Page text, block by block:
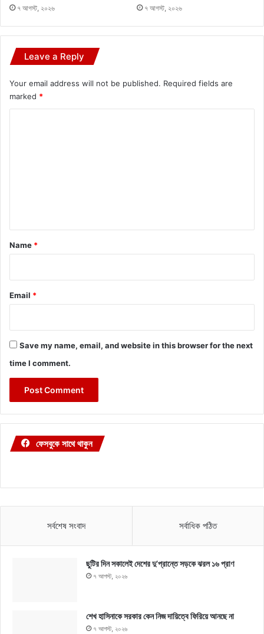
৭ আগস্ট, ২০২৬ ৭ আগস্ট, ২০২৬
Leave a Reply
Your email address will not be published. Required fields are
marked *
*
Name *
Email *
Save my name, email, and website in this browser for the next
time I comment.
ফেসবুকে সাথে থাকুন
সর্বশেষ সংবাদ সর্বাধিক পঠিত
ছুটির দিন সকালেই দেশের দু’প্রান্তে সড়কে ঝরল ১৬ প্রাণ
৭ আগস্ট, ২০২৬
শেখ হাসিনাকে সরকার কেন নিজ দায়িত্বে ফিরিয়ে আনছে না
৭ আগস্ট, ২০২৬